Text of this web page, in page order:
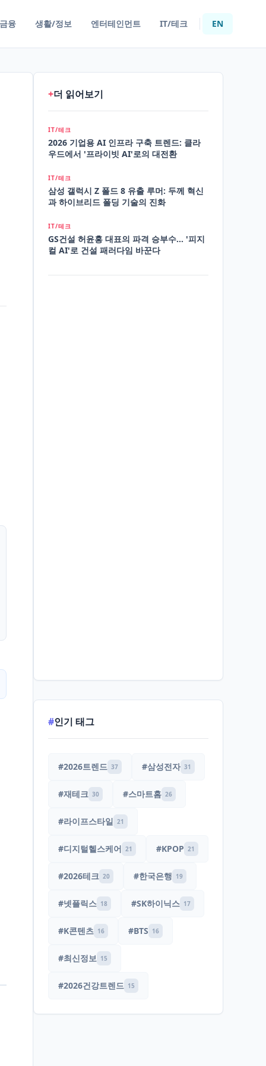
융 생활/정보 엔터테인먼트 IT/테크 EN
+더 읽어보기
IT/테크
2026 기업용 AI 인프라 구축 트렌드: 클라
우드에서 '프라이빗 AI'로의 대전환
IT/테크
삼성 갤럭시 Z 폴드 8 유출 루머: 두께 혁신
과 하이브리드 폴딩 기술의 진화
IT/테크
GS건설 허윤홍 대표의 파격 승부수... '피지
컬 AI'로 건설 패러다임 바꾼다
#인기 태그
#2026트렌드 37 #삼성전자 31
#재테크 30 #스마트홈 26
#라이프스타일 21
#디지털헬스케어 21 #KPOP 21
#2026테크 20 #한국은행 19
#넷플릭스 18 #SK하이닉스 17
#K콘텐츠 16 #BTS 16
#최신정보 15
#2026건강트렌드 15